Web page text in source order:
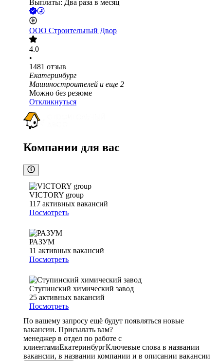
Выплаты: Два раза в месяц
ООО Строительный Двор
4.0
•
1481 отзыв
Екатеринбург
Машиностроителей и еще 2
Можно без резюме
Откликнуться
Компании для вас
VICTORY group
117 активных вакансий
Посмотреть
РАЗУМ
11 активных вакансий
Посмотреть
Ступинский химический завод
25 активных вакансий
Посмотреть
По вашему запросу ещё будут появляться новые
вакансии. Присылать вам?
менеджер в отдел по работе с
клиентамиЕкатеринбургКлючевые слова в названии
вакансии, в названии компании и в описании вакансии